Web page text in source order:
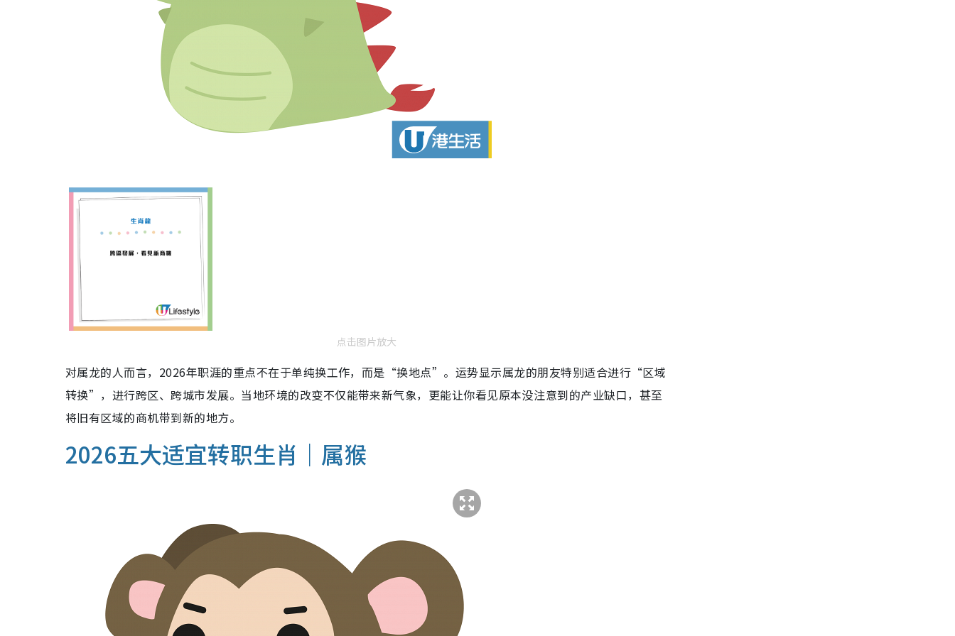
点击图片放大
对属龙的人而言，2026年职涯的重点不在于单纯换工作，而是“换地点”。运势显示属龙的朋友特别适合进行“区域
转换”，进行跨区、跨城市发展。当地环境的改变不仅能带来新气象，更能让你看见原本没注意到的产业缺口，甚至
将旧有区域的商机带到新的地方。
2026五大适宜转职生肖｜ 属猴